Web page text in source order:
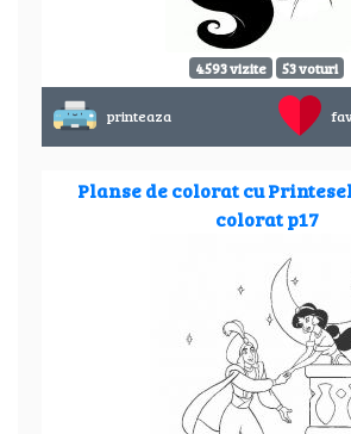
4593 vizite 53 voturi
printeaza
Planse de colorat cu
colorat p17